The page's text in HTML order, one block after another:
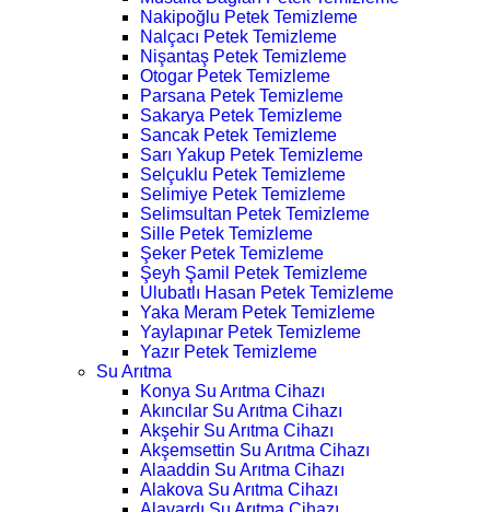
Nakipoğlu Petek Temizleme
Nalçacı Petek Temizleme
Nişantaş Petek Temizleme
Otogar Petek Temizleme
Parsana Petek Temizleme
Sakarya Petek Temizleme
Sancak Petek Temizleme
Sarı Yakup Petek Temizleme
Selçuklu Petek Temizleme
Selimiye Petek Temizleme
Selimsultan Petek Temizleme
Sille Petek Temizleme
Şeker Petek Temizleme
Şeyh Şamil Petek Temizleme
Ulubatlı Hasan Petek Temizleme
Yaka Meram Petek Temizleme
Yaylapınar Petek Temizleme
Yazır Petek Temizleme
Su Arıtma
Konya Su Arıtma Cihazı
Akıncılar Su Arıtma Cihazı
Akşehir Su Arıtma Cihazı
Akşemsettin Su Arıtma Cihazı
Alaaddin Su Arıtma Cihazı
Alakova Su Arıtma Cihazı